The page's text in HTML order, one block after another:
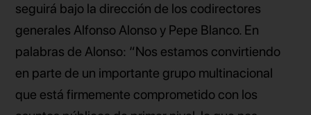
seguirá bajo la dirección de los codirectores
generales Alfonso Alonso y Pepe Blanco. En
palabras de Alonso: “Nos estamos convirtiendo
en parte de un importante grupo multinacional
que está firmemente comprometido con los